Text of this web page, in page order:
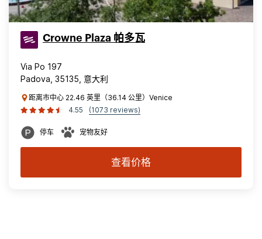
Crowne Plaza 帕多瓦
Via Po 197
Padova, 35135, 意大利
距离市中心 22.46 英里（36.14 公里）Venice
4.55
(1073 reviews)
停车 宠物友好
查看价格